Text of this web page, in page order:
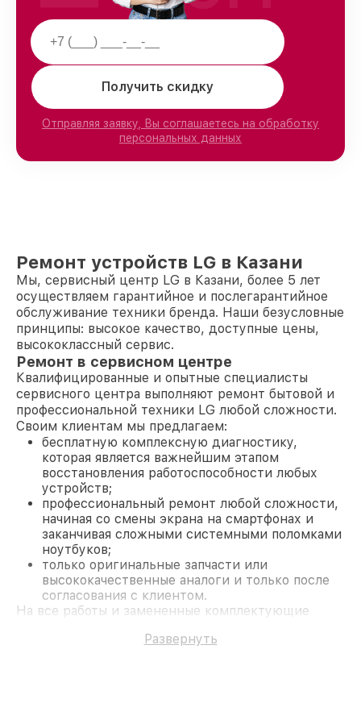
Получить скидку
Отправляя заявку, Вы соглашаетесь на обработку
персональных данных
Ремонт устройств LG в Казани
Мы, сервисный центр LG в Казани, более 5 лет
осуществляем гарантийное и послегарантийное
обслуживание техники бренда. Наши безусловные
принципы: высокое качество, доступные цены,
высококлассный сервис.
Ремонт в сервисном центре
Квалифицированные и опытные специалисты
сервисного центра выполняют ремонт бытовой и
профессиональной техники LG любой сложности.
Своим клиентам мы предлагаем:
бесплатную комплексную диагностику,
которая является важнейшим этапом
восстановления работоспособности любых
устройств;
профессиональный ремонт любой сложности,
начиная со смены экрана на смартфонах и
заканчивая сложными системными поломками
ноутбуков;
только оригинальные запчасти или
высококачественные аналоги и только после
согласования с клиентом.
На все работы и замененные комплектующие
поломки по условиям гарантии, мы бесплатно
Развернуть